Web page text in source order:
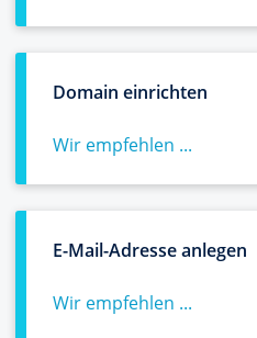
Domain einrichten
Wir empfehlen ...
E-Mail-Adresse anlegen
Wir empfehlen ...